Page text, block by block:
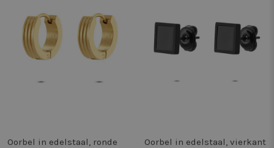
Oorbel in edelstaal, ronde
Oorbel in edelstaal, vierkant